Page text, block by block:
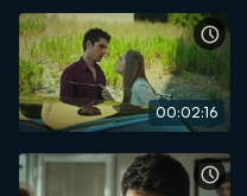
00:02:16